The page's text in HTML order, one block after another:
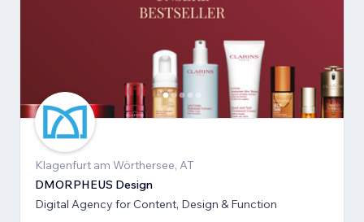
Klagenfurt am Wörthersee, AT
DMORPHEUS Design
Digital Agency for Content, Design & Function